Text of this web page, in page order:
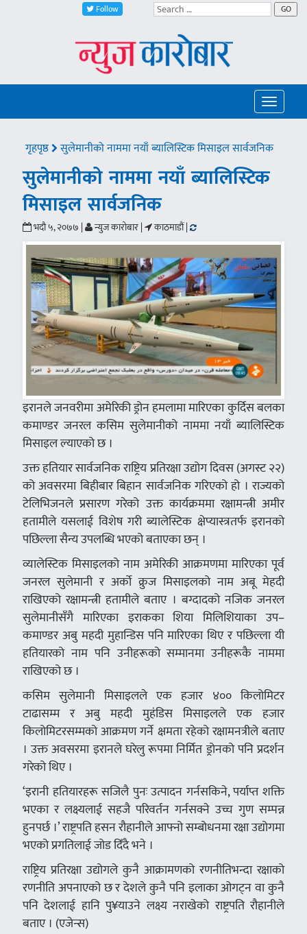
Follow GO
Toggle
गृहपृष्ठ सुलेमानीको नाममा नयाँ ब्यालिस्टिक मिसाइल सार्वजनिक
सुलेमानीको नाममा नयाँ ब्यालिस्टिक
मिसाइल सार्वजनिक
भदौ ५, २०७७ | न्युज कारोबार | काठमाडौं |
इरानले जनवरीमा अमेरिकी ड्रोन हमलामा मारिएका कुर्दिस बलका
कमाण्डर जनरल कसिम सुलेमानीको नाममा नयाँ ब्यालिस्टिक
मिसाइल ल्याएको छ ।
उक्त हतियार सार्वजनिक राष्ट्रिय प्रतिरक्षा उद्योग दिवस (अगस्ट २२)
को अवसरमा बिहीबार बिहान सार्वजनिक गरिएको हो । राज्यको
टेलिभिजनले प्रसारण गरेको उक्त कार्यक्रममा रक्षामन्त्री अमीर
हतामीले यसलाई विशेष गरी ब्यालेस्टिक क्षेप्यास्त्रतर्फ इरानको
पछिल्ला सैन्य उपलब्धि भएको बताएका छन् ।
व्यालेस्टिक मिसाइलको नाम अमेरिकी आक्रमणमा मारिएका पूर्व
जनरल सुलेमानी र अर्को क्रुज मिसाइलको नाम अबू मेहदी
राखिएको रक्षामन्त्री हतामीले बताए । बग्दादको नजिक जनरल
सुलेमानीसँगै मारिएका इराकका शिया मिलिशियाका उप–
कमाण्डर अबु महदी मुहान्डिस पनि मारिएका थिए र पछिल्ला यी
हतियारको नाम पनि उनीहरूको सम्मानमा उनीहरूकै नाममा
राखिएको छ ।
कसिम सुलेमानी मिसाइलले एक हजार ४०० किलोमिटर
टाढासम्म र अबु महदी मुहंडिस मिसाइलले एक हजार
किलोमिटरसम्मको आक्रमण गर्ने क्षमता रहेको रक्षामनत्रीले बताए
। उक्त अवसरमा इरानले घरेलु रूपमा निर्मित ड्रोनको पनि प्रदर्शन
गरेको थिए ।
‘इरानी हतियारहरू सजिलै पुनः उत्पादन गर्नसकिने, पर्याप्त शक्ति
भएका र लक्ष्यलाई सहजै परिवर्तन गर्नसक्ने उच्च गुण सम्पन्न
हुनपर्छ ।’ राष्ट्रपति हसन रौहानीले आफ्नो सम्बोधनमा रक्षा उद्योगमा
भएको प्रगतिलाई जोड दिँदै भने ।
राष्ट्रिय प्रतिरक्षा उद्योगले कुनै आक्रामणको रणनीतिभन्दा रक्षाको
रणनीति अपनाएको छ र देशले कुनै पनि इलाका ओगट्न वा कुनै
पनि देशलाई हानि पु¥याउने लक्ष्य नराखेको राष्ट्रपति रौहानीले
बताए । (एजेन्स)